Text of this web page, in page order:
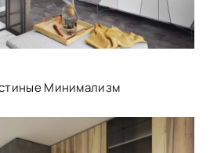
Минимализм